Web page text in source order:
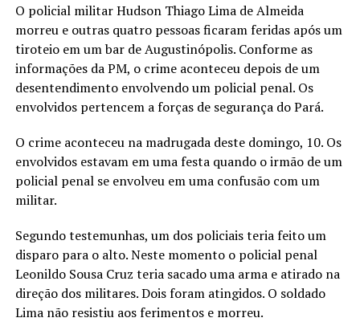
O policial militar Hudson Thiago Lima de Almeida
morreu e outras quatro pessoas ficaram feridas após um
tiroteio em um bar de Augustinópolis. Conforme as
informações da PM, o crime aconteceu depois de um
desentendimento envolvendo um policial penal. Os
envolvidos pertencem a forças de segurança do Pará.
O crime aconteceu na madrugada deste domingo, 10. Os
envolvidos estavam em uma festa quando o irmão de um
policial penal se envolveu em uma confusão com um
militar.
Segundo testemunhas, um dos policiais teria feito um
disparo para o alto. Neste momento o policial penal
Leonildo Sousa Cruz teria sacado uma arma e atirado na
direção dos militares. Dois foram atingidos. O soldado
Lima não resistiu aos ferimentos e morreu.